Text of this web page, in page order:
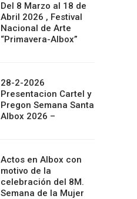
Del 8 Marzo al 18 de
Abril 2026 , Festival
Nacional de Arte
“Primavera-Albox”
28-2-2026
Presentacion Cartel y
Pregon Semana Santa
Albox 2026 –
Actos en Albox con
motivo de la
celebración del 8M.
Semana de la Mujer